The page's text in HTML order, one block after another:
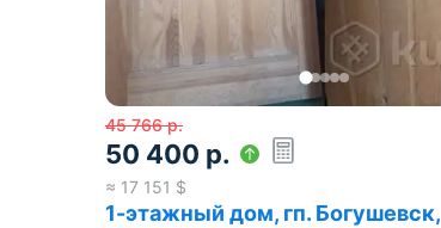
45 766 р.
50 400 р.
≈ 17 151 $
1-этажный дом, гп. Богушевск,